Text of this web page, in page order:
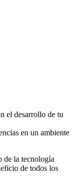
el desarrollo de tu
en un ambiente
de la tecnología
de todos los